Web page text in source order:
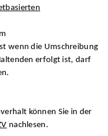
wenn die Umschreibung
erfolgt ist, darf
können Sie in der
nachlesen.